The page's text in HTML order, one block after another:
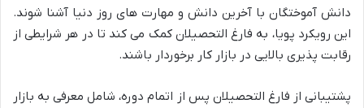
دانش آموختگان با آخرین دانش و مهارت های روز دنیا آشنا شوند.
این رویکرد پویا، به فارغ التحصیلان کمک می کند تا در هر شرایطی از
رقابت پذیری بالایی در بازار کار برخوردار باشند.
پشتیبانی از فارغ التحصیلان پس از اتمام دوره، شامل معرفی به بازار